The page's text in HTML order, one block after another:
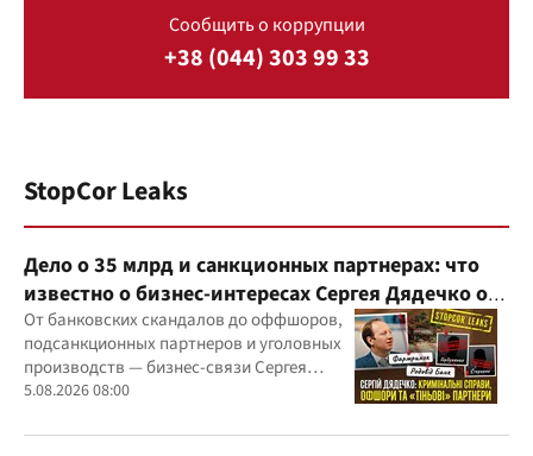
Сообщить о коррупции
+38 (044) 303 99 33
StopCor Leaks
Дело о 35 млрд и санкционных партнерах: что
известно о бизнес-интересах Сергея Дядечко от
"Родовид Банка" до "ФАРМАСЕЛ"
От банковских скандалов до оффшоров,
подсанкционных партнеров и уголовных
производств — бизнес-связи Сергея
Дядечко до сих пор простираются через
юрисдикций
5.08.2026 08:00